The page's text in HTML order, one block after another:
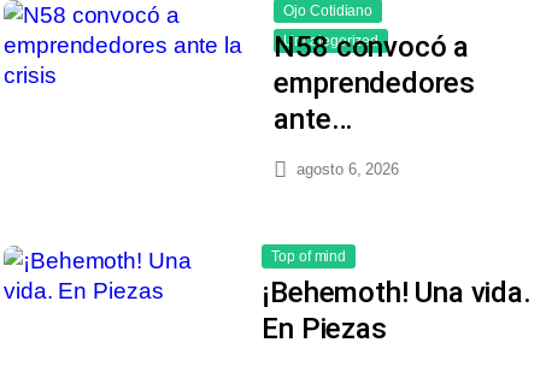
Ojo Cotidiano
Uncategorized
N58 convocó a
emprendedores
ante…
agosto 6, 2026
Top of mind
¡Behemoth! Una vida.
En Piezas